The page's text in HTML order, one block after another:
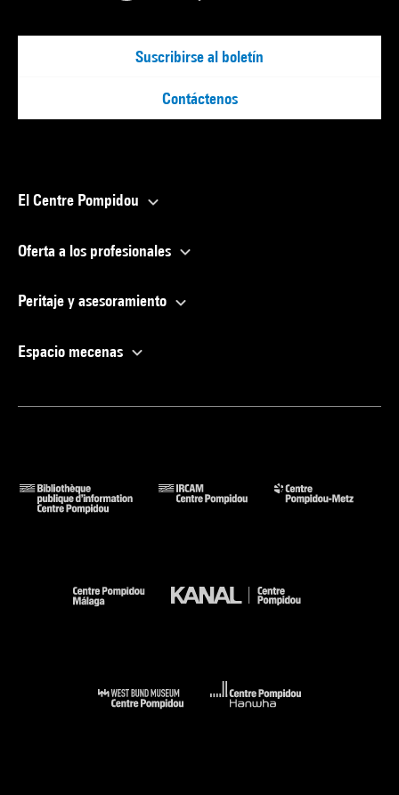
Suscribirse al boletín
Contáctenos
El Centre Pompidou
Oferta a los profesionales
Peritaje y asesoramiento
Espacio mecenas